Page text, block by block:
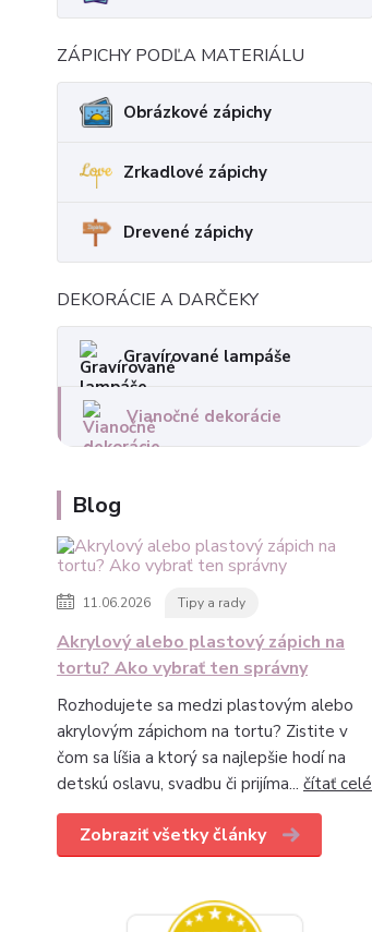
ZÁPICHY PODĽA MATERIÁLU
Obrázkové zápichy
Zrkadlové zápichy
Drevené zápichy
DEKORÁCIE A DARČEKY
Gravírované lampáše
Vianočné dekorácie
Blog
11.06.2026 Tipy a rady
Akrylový alebo plastový zápich na
tortu? Ako vybrať ten správny
Rozhodujete sa medzi plastovým alebo
akrylovým zápichom na tortu? Zistite v
čom sa líšia a ktorý sa najlepšie hodí na
detskú oslavu, svadbu či prijíma... čítať celé
Zobraziť všetky články